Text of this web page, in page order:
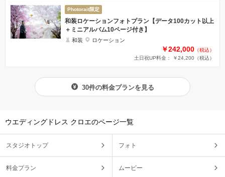
Photorait限定
和装ロケーションフォトプラン【データ100カット以上
＋ミニアルバム10ページ付き】
和装 ロケーション
￥242,000 （税込）
土日祝UP料金： ￥24,200 （税込）
30件の料金プランを見る
ウエディングドレス クロエのページ一覧
スタジオトップ フォト
料金プラン ムービー